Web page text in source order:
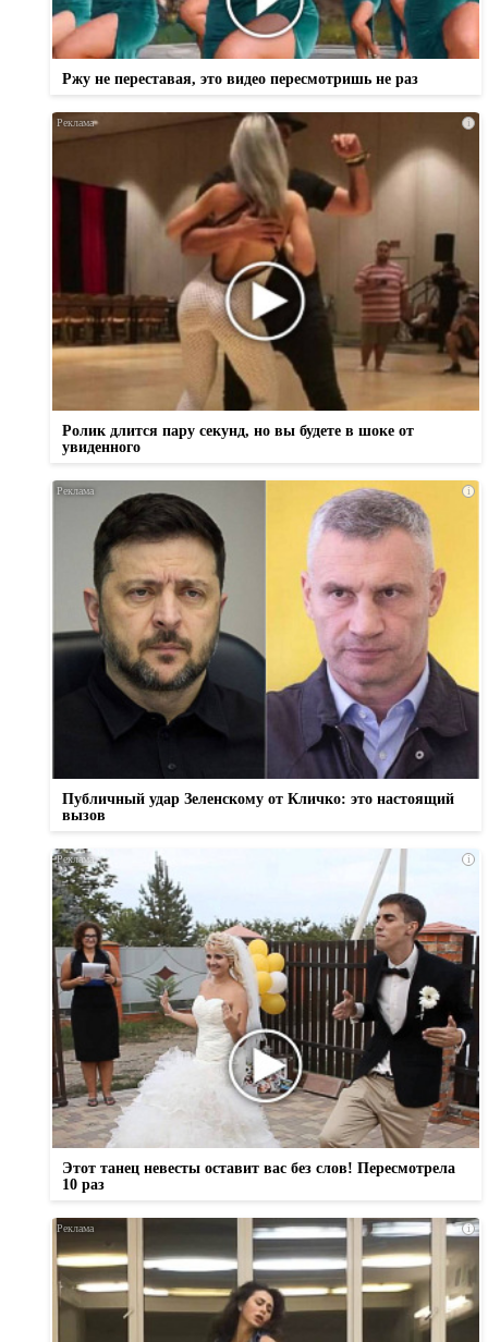
Ржу не переставая, это видео пересмотришь не раз
i
Ролик длится пару секунд, но вы будете в шоке от
увиденного
i
Публичный удар Зеленскому от Кличко: это настоящий
вызов
i
Этот танец невесты оставит вас без слов! Пересмотрела
10 раз
i